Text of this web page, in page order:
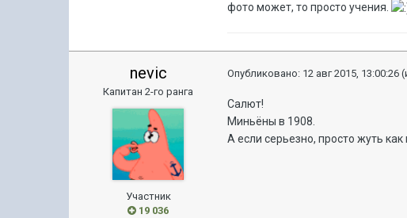
фото может, то просто учения.
nevic
Капитан 2-го ранга
Участник
19 036
Опубликовано: 12 авг 2015, 13:00:26
Салют!
Миньёны в 1908.
А если серьезно, просто жуть как